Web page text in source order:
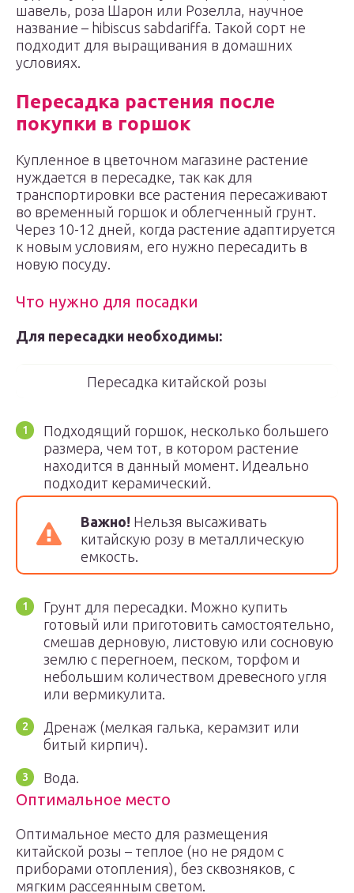
шавель, роза Шарон или Розелла, научное
название – hibiscus sabdariffa. Такой сорт не
подходит для выращивания в домашних
условиях.
Пересадка растения после
покупки в горшок
Купленное в цветочном магазине растение
нуждается в пересадке, так как для
транспортировки все растения пересаживают
во временный горшок и облегченный грунт.
Через 10-12 дней, когда растение адаптируется
к новым условиям, его нужно пересадить в
новую посуду.
Что нужно для посадки
Для пересадки необходимы:
Пересадка китайской розы
Подходящий горшок, несколько большего
размера, чем тот, в котором растение
находится в данный момент. Идеально
подходит керамический.
Важно! Нельзя высаживать
китайскую розу в металлическую
емкость.
Грунт для пересадки. Можно купить
готовый или приготовить самостоятельно,
смешав дерновую, листовую или сосновую
землю с перегноем, песком, торфом и
небольшим количеством древесного угля
или вермикулита.
Дренаж (мелкая галька, керамзит или
битый кирпич).
Вода.
Оптимальное место
Оптимальное место для размещения
китайской розы – теплое (но не рядом с
приборами отопления), без сквозняков, с
мягким рассеянным светом.